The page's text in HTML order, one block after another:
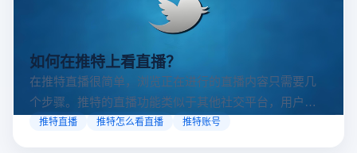
如何在推特上看直播？
在推特直播很简单，浏览正在进行的直播内容只需要几
个步骤。推特的直播功能类似于其他社交平台，用户可
以通过关注自己喜欢的账号、浏览话题标签或查看实时
推特直播 推特怎么看直播 推特账号